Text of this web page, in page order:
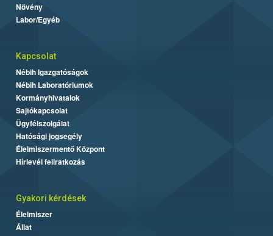
Növény
Labor/Egyéb
Kapcsolat
Nébih Igazgatóságok
Nébih Laboratóriumok
Kormányhivatalok
Sajtókapcsolat
Ügyfélszolgálat
Hatósági jogsegély
Élelmiszermentő Központ
Hírlevél feliratkozás
Gyakori kérdések
Élelmiszer
Állat